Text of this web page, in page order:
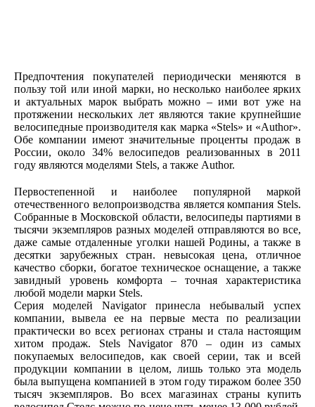
Предпочтения покупателей периодически меняются в
пользу той или иной марки, но несколько наиболее ярких
и актуальных марок выбрать можно – ими вот уже на
протяжении нескольких лет являются такие крупнейшие
велосипедные производителя как марка «Stels» и «Author».
Обе компании имеют значительные проценты продаж в
России, около 34% велосипедов реализованных в 2011
году являются моделями Stels, а также Author.
Первостепенной и наиболее популярной маркой
отечественного велопроизводства является компания Stels.
Собранные в Московской области, велосипеды партиями в
тысячи экземпляров разных моделей отправляются во все,
даже самые отдаленные уголки нашей Родины, а также в
десятки зарубежных стран. невысокая цена, отличное
качество сборки, богатое техническое оснащение, а также
завидный уровень комфорта – точная характеристика
любой модели марки Stels.
Серия моделей Navigator принесла небывалый успех
компании, вывела ее на первые места по реализации
практически во всех регионах страны и стала настоящим
хитом продаж. Stels Navigator 870 – один из самых
покупаемых велосипедов, как своей серии, так и всей
продукции компании в целом, лишь только эта модель
была выпущена компанией в этом году тиражом более 350
тысяч экземпляров. Во всех магазинах страны купить